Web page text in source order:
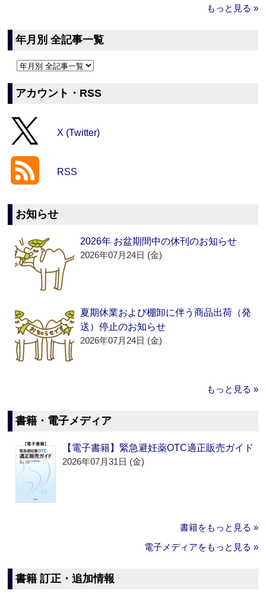
もっと見る »
年月別 全記事一覧
アカウント・RSS
X (Twitter)
RSS
お知らせ
2026年 お盆期間中の休刊のお知らせ
2026年07月24日 (金)
夏期休業および棚卸に伴う商品出荷（発
送）停止のお知らせ
2026年07月24日 (金)
もっと見る »
書籍・電子メディア
【電子書籍】緊急避妊薬OTC適正販売ガイド
2026年07月31日 (金)
書籍をもっと見る »
電子メディアをもっと見る »
書籍 訂正・追加情報